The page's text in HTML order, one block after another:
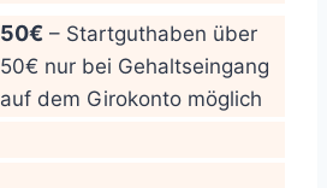
50€ – Startguthaben über
50€ nur bei Gehaltseingang
auf dem Girokonto möglich